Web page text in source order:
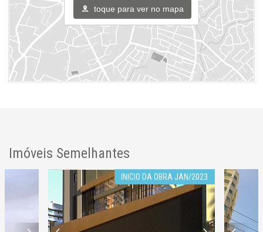
Hall Decorado e Mobiliado
Estar Social
Acessibilidade para PNE
Endereço:
Rua 3420
Centro
Balneário Camboriú /SC
toque para ver no mapa
Imóveis Semelhantes
INICIO DA OBRA JAN/2023